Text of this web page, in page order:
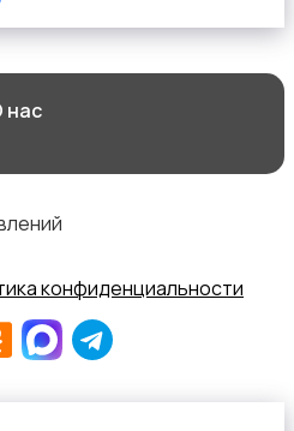
нас
конфиденциальности